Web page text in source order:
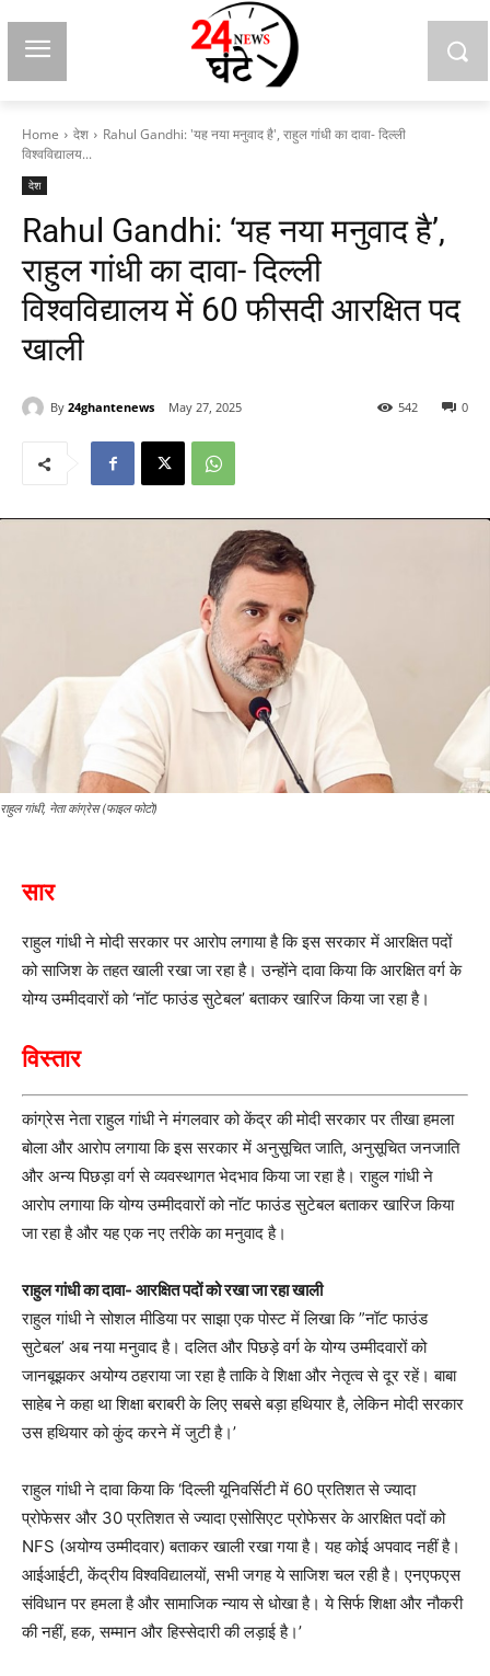
Home देश
Rahul Gandhi: 'यह नया मनुवाद है', राहुल गांधी का दावा- दिल्ली
विश्वविद्यालय...
देश
Rahul Gandhi: ‘यह नया मनुवाद है’,
राहुल गांधी का दावा- दिल्ली
विश्वविद्यालय में 60 फीसदी आरक्षित पद
खाली
By 24ghantenews May 27, 2025 0
542
राहुल गांधी, नेता कांग्रेस (फाइल फोटो)
सार
राहुल गांधी ने मोदी सरकार पर आरोप लगाया है कि इस सरकार में आरक्षित पदों
को साजिश के तहत खाली रखा जा रहा है। उन्होंने दावा किया कि आरक्षित वर्ग के
योग्य उम्मीदवारों को ‘नॉट फाउंड सुटेबल’ बताकर खारिज किया जा रहा है।
विस्तार
कांग्रेस नेता राहुल गांधी ने मंगलवार को केंद्र की मोदी सरकार पर तीखा हमला
बोला और आरोप लगाया कि इस सरकार में अनुसूचित जाति, अनुसूचित जनजाति
और अन्य पिछड़ा वर्ग से व्यवस्थागत भेदभाव किया जा रहा है। राहुल गांधी ने
आरोप लगाया कि योग्य उम्मीदवारों को नॉट फाउंड सुटेबल बताकर खारिज किया
जा रहा है और यह एक नए तरीके का मनुवाद है।
राहुल गांधी का दावा- आरक्षित पदों को रखा जा रहा खाली
राहुल गांधी ने सोशल मीडिया पर साझा एक पोस्ट में लिखा कि ”नॉट फाउंड
सुटेबल’ अब नया मनुवाद है। दलित और पिछड़े वर्ग के योग्य उम्मीदवारों को
जानबूझकर अयोग्य ठहराया जा रहा है ताकि वे शिक्षा और नेतृत्व से दूर रहें। बाबा
साहेब ने कहा था शिक्षा बराबरी के लिए सबसे बड़ा हथियार है, लेकिन मोदी सरकार
उस हथियार को कुंद करने में जुटी है।’
राहुल गांधी ने दावा किया कि ‘दिल्ली यूनिवर्सिटी में 60 प्रतिशत से ज्यादा
प्रोफेसर और 30 प्रतिशत से ज्यादा एसोसिएट प्रोफेसर के आरक्षित पदों को
NFS (अयोग्य उम्मीदवार) बताकर खाली रखा गया है। यह कोई अपवाद नहीं है।
आईआईटी, केंद्रीय विश्वविद्यालयों, सभी जगह ये साजिश चल रही है। एनएफएस
संविधान पर हमला है और सामाजिक न्याय से धोखा है। ये सिर्फ शिक्षा और नौकरी
की नहीं, हक, सम्मान और हिस्सेदारी की लड़ाई है।’